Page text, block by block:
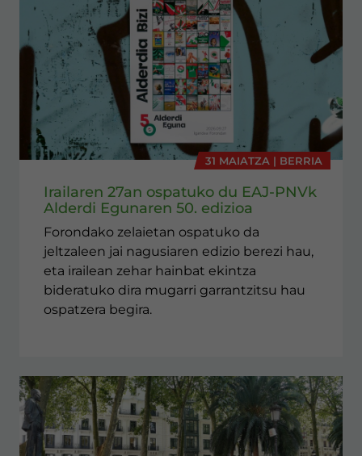
31 MAIATZA | BERRIA
Irailaren 27an ospatuko du EAJ-PNVk
Alderdi Egunaren 50. edizioa
Forondako zelaietan ospatuko da
jeltzaleen jai nagusiaren edizio berezi hau,
eta irailean zehar hainbat ekintza
bideratuko dira mugarri garrantzitsu hau
ospatzera begira.